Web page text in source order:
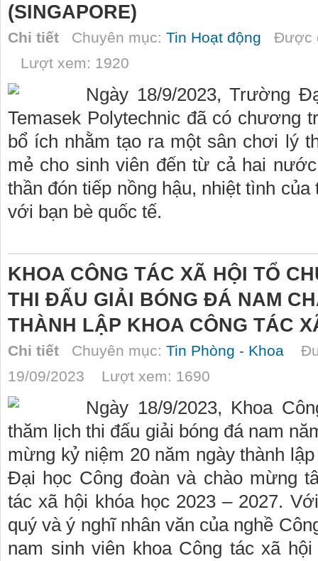
(SINGAPORE)
Chi tiết Chuyên mục: Tin Hoạt động Được
Lượt xem: 1920
Ngày 18/9/2023, Trường
Temasek Polytechnic đã có chương
bổ ích nhằm tạo ra một sân chơi lý
mẻ cho sinh viên đến từ cả hai
thần đón tiếp nồng hậu, nhiệt tình
với bạn bè quốc tế.
KHOA CÔNG TÁC XÃ HỘI TỔ
THI ĐẤU GIẢI BÓNG ĐÁ NAM
THÀNH LẬP KHOA CÔNG TÁC
Chi tiết Chuyên mục: Tin Phòng - Khoa
19/09/2023 Lượt xem: 1690
Ngày 18/9/2023, Khoa
thăm lịch thi đấu giải bóng đá nam
mừng kỷ niệm 20 năm ngày thành
Đại học Công đoàn và chào mừng
tác xã hội khóa học 2023 – 2027.
quý và ý nghĩ nhân văn của nghề
nam sinh viên khoa Công tác xã